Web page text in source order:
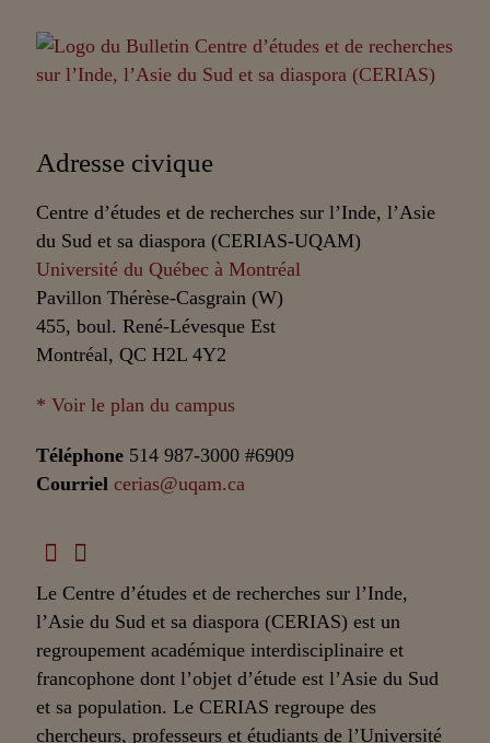
Adresse civique
Centre d’études et de recherches sur l’Inde, l’Asie
du Sud et sa diaspora (CERIAS-UQAM)
Université du Québec à Montréal
Pavillon Thérèse-Casgrain (W)
455, boul. René-Lévesque Est
Montréal, QC H2L 4Y2
* Voir le plan du campus
Téléphone 514 987-3000 #6909
Courriel cerias@uqam.ca
Le Centre d’études et de recherches sur l’Inde,
l’Asie du Sud et sa diaspora (CERIAS) est un
regroupement académique interdisciplinaire et
francophone dont l’objet d’étude est l’Asie du Sud
et sa population. Le CERIAS regroupe des
chercheurs, professeurs et étudiants de l’Université